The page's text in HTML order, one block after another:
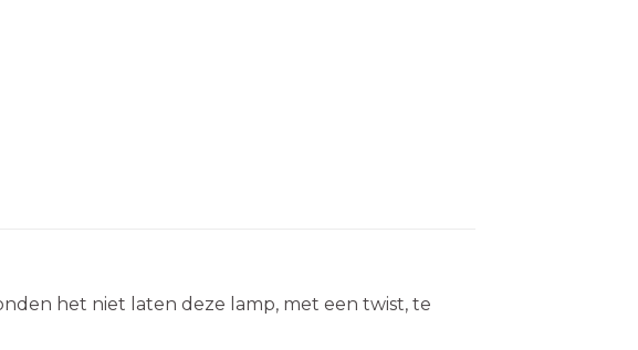
het niet laten deze lamp, met een twist, te